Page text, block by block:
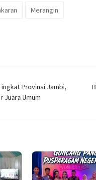
Merangin
Provinsi Jambi,
Juara Umum